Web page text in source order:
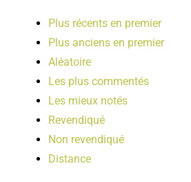
Plus récents en premier
Plus anciens en premier
Aléatoire
Les plus commentés
Les mieux notés
Revendiqué
Non revendiqué
Distance